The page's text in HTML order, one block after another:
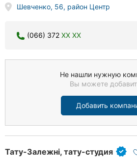
Шевченко, 56, район Центр
(066) 372 XX XX
Не нашли нужную
Вы можете
Добавить
Тату-Залежні, тату-студия